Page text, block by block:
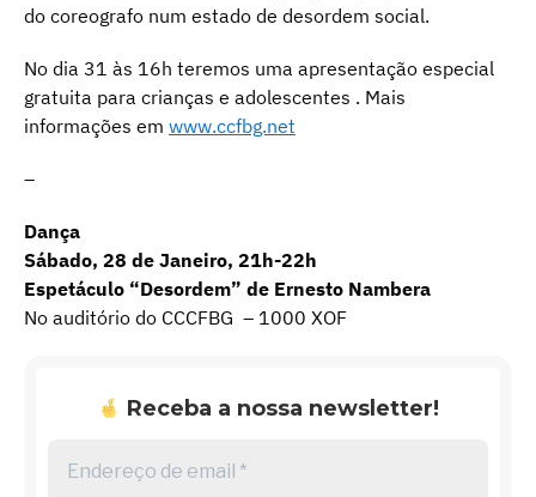
do coreografo num estado de desordem social.
No dia 31 às 16h teremos uma apresentação especial
gratuita para crianças e adolescentes . Mais
informações em www.ccfbg.net
–
Dança
Sábado, 28 de Janeiro, 21h-22h
Espetáculo “Desordem” de Ernesto Nambera
No auditório do CCCFBG – 1000 XOF
Receba a nossa newsletter!
de